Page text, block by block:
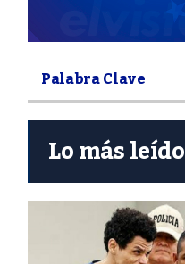
Lo más leído